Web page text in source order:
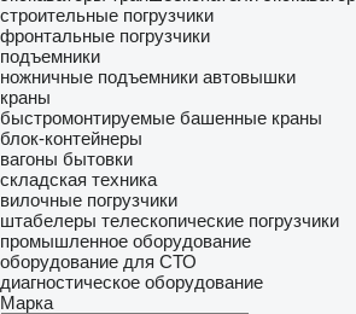
строительные погрузчики
фронтальные погрузчики
подъемники
ножничные подъемники автовышки
краны
быстромонтируемые башенные краны
блок-контейнеры
вагоны бытовки
складская техника
вилочные погрузчики
штабелеры телескопические погрузчики
промышленное оборудование
оборудование для СТО
диагностическое оборудование
Марка